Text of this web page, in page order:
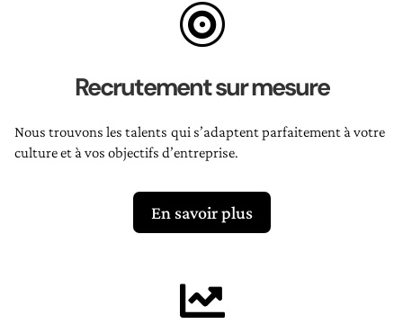

Recrutement sur mesure
Nous trouvons les talents qui s’adaptent parfaitement à votre
culture et à vos objectifs d’entreprise.
En savoir plus
